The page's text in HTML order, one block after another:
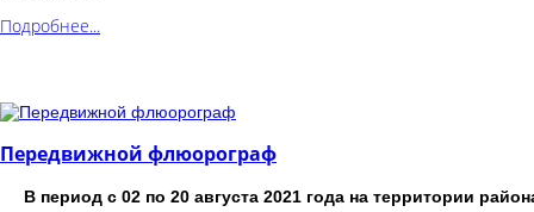
Подробнее...
Передвижной флюорограф
В период с 02 по 20 августа 2021 года на территории